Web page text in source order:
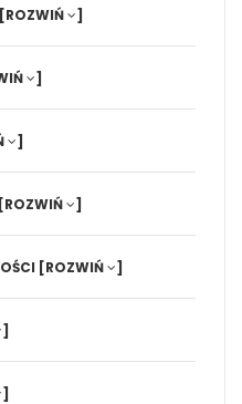
[ROZWIŃ ]
]
]
[ROZWIŃ ]
[ROZWIŃ ]
]
]